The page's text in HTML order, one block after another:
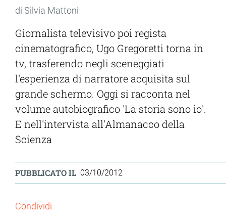
di Silvia Mattoni
Giornalista televisivo poi regista
cinematografico, Ugo Gregoretti torna in
tv, trasferendo negli sceneggiati
l'esperienza di narratore acquisita sul
grande schermo. Oggi si racconta nel
volume autobiografico 'La storia sono io'.
E nell'intervista all'Almanacco della
Scienza
PUBBLICATO IL 03/10/2012
Condividi